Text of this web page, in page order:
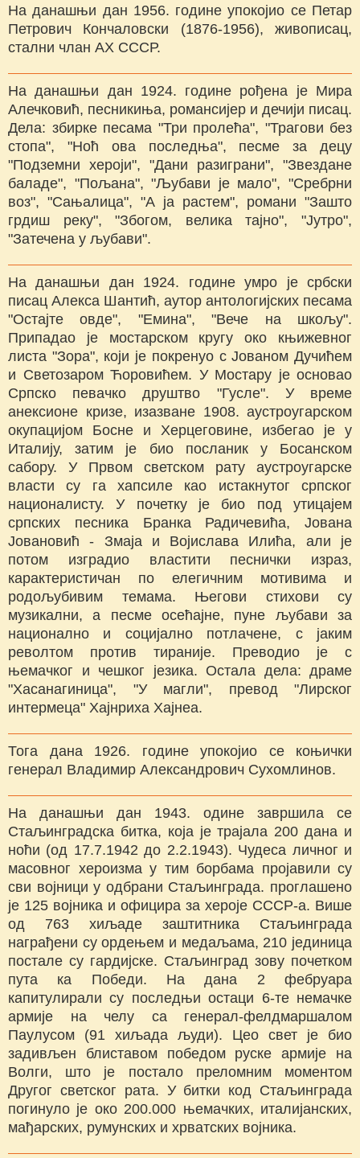
На данашњи дан 1956. године упокојио се Петар
Петрович Кончаловски (1876-1956), живописац,
стални члан АХ СССР.
На данашњи дан 1924. године рођена је Мира
Алечковић, песникиња, романсијер и дечији писац.
Дела: збирке песама "Три пролећа", "Трагови без
стопа", "Ноћ ова последња", песме за децу
"Подземни хероји", "Дани разиграни", "Звездане
баладе", "Пољана", "Љубави је мало", "Сребрни
воз", "Сањалица", "А ја растем", романи "Зашто
грдиш реку", "Збогом, велика тајно", "Јутро",
"Затечена у љубави".
На данашњи дан 1924. године умро је србски
писац Алекса Шантић, аутор антологијских песама
"Остајте овде", "Емина", "Вече на шкољу".
Припадао је мостарском кругу око књижевног
листа "Зора", који је покренуо с Јованом Дучићем
и Светозаром Ћоровићем. У Мостару је основао
Српско певачко друштво "Гусле". У време
анексионе кризе, изазване 1908. аустроугарском
окупацијом Босне и Херцеговине, избегао је у
Италију, затим је био посланик у Босанском
сабору. У Првом светском рату аустроугарске
власти су га хапсиле као истакнутог српског
националисту. У почетку је био под утицајем
српских песника Бранка Радичевића, Јована
Јовановић - Змаја и Војислава Илића, али је
потом изградио властити песнички израз,
карактеристичан по елегичним мотивима и
родољубивим темама. Његови стихови су
музикални, а песме осећајне, пуне љубави за
национално и социјално потлачене, с јаким
револтом против тираније. Преводио је с
њемачког и чешког језика. Остала дела: драме
"Хасанагиница", "У магли", превод "Лирског
интермеца" Хајнриха Хајнеа.
Тога дана 1926. године упокојио се коњички
генерал Владимир Александрович Сухомлинов.
На данашњи дан 1943. одине завршила се
Стаљинградска битка, која је трајала 200 дана и
ноћи (од 17.7.1942 до 2.2.1943). Чудеса личног и
масовног хероизма у тим борбама пројавили су
сви војници у одбрани Стаљинграда. проглашено
је 125 војника и официра за хероје СССР-а. Више
од 763 хиљаде заштитника Стаљинграда
награђени су ордењем и медаљама, 210 јединица
постале су гардијске. Стаљинград зову почетком
пута ка Победи. На дана 2 фебруара
капитулирали су последњи остаци 6-те немачке
армије на челу са генерал-фелдмаршалом
Паулусом (91 хиљада људи). Цео свет је био
задивљен блиставом победом руске армије на
Волги, што је постало преломним моментом
Другог светског рата. У битки код Стаљинграда
погинуло је око 200.000 њемачких, италијанских,
мађарских, румунских и хрватских војника.